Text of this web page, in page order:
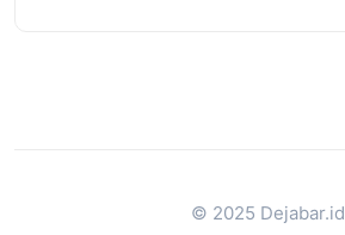
© 2025 Dejabar.id